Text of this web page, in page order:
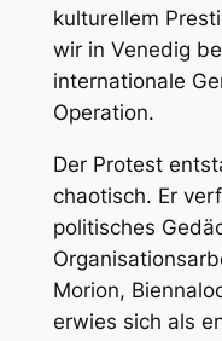
kulturellem
wir in Venedig
internationale
Operation.
Der Protest
chaotisch. Er
politisches
Morion,
erwies sich als